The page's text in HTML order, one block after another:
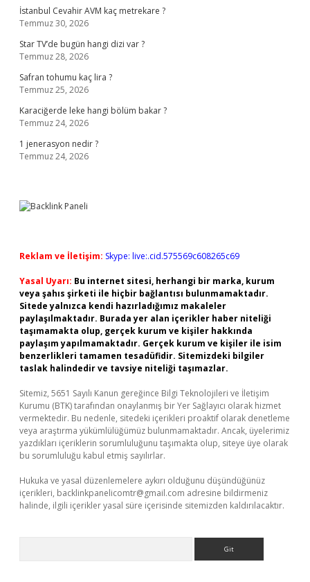
İstanbul Cevahir AVM kaç metrekare ?
Temmuz 30, 2026
Star TV’de bugün hangi dizi var ?
Temmuz 28, 2026
Safran tohumu kaç lira ?
Temmuz 25, 2026
Karaciğerde leke hangi bölüm bakar ?
Temmuz 24, 2026
1 jenerasyon nedir ?
Temmuz 24, 2026
Reklam ve İletişim: Skype: live:.cid.575569c608265c69
Yasal Uyarı: Bu internet sitesi, herhangi bir marka, kurum
veya şahıs şirketi ile hiçbir bağlantısı bulunmamaktadır.
Sitede yalnızca kendi hazırladığımız makaleler
paylaşılmaktadır. Burada yer alan içerikler haber niteliği
taşımamakta olup, gerçek kurum ve kişiler hakkında
paylaşım yapılmamaktadır. Gerçek kurum ve kişiler ile isim
benzerlikleri tamamen tesadüfidir. Sitemizdeki bilgiler
taslak halindedir ve tavsiye niteliği taşımazlar.
Sitemiz, 5651 Sayılı Kanun gereğince Bilgi Teknolojileri ve İletişim
Kurumu (BTK) tarafından onaylanmış bir Yer Sağlayıcı olarak hizmet
vermektedir. Bu nedenle, sitedeki içerikleri proaktif olarak denetleme
veya araştırma yükümlülüğümüz bulunmamaktadır. Ancak, üyelerimiz
yazdıkları içeriklerin sorumluluğunu taşımakta olup, siteye üye olarak
bu sorumluluğu kabul etmiş sayılırlar.
Hukuka ve yasal düzenlemelere aykırı olduğunu düşündüğünüz
içerikleri, backlinkpanelicomtr@gmail.com adresine bildirmeniz
halinde, ilgili içerikler yasal süre içerisinde sitemizden kaldırılacaktır.